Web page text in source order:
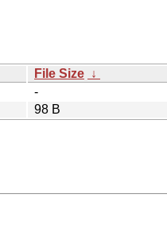
File Size ↓
-
98 B